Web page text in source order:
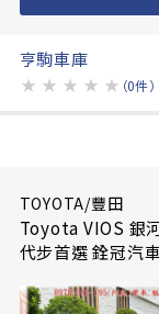
亨駒車庫
★ ★ ★ ★ ★ （0件）
TOYOTA/豐田
Toyota VIOS 銀
代步首選 銓冠汽